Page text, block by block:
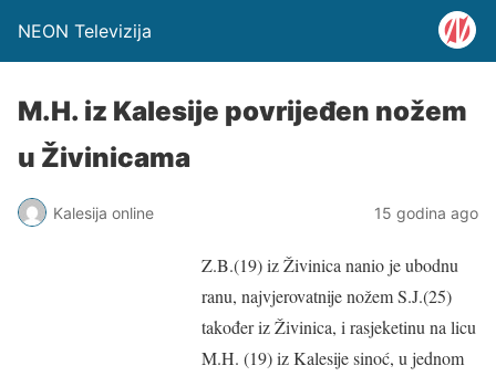
NEON Televizija
M.H. iz Kalesije povrijeđen nožem
u Živinicama
Kalesija online 15 godina ago
Z.B.(19) iz Živinica nanio je ubodnu
ranu, najvjerovatnije nožem S.J.(25)
također iz Živinica, i rasjeketinu na licu
M.H. (19) iz Kalesije sinoć, u jednom